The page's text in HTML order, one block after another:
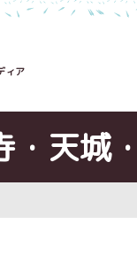
ィア
天城